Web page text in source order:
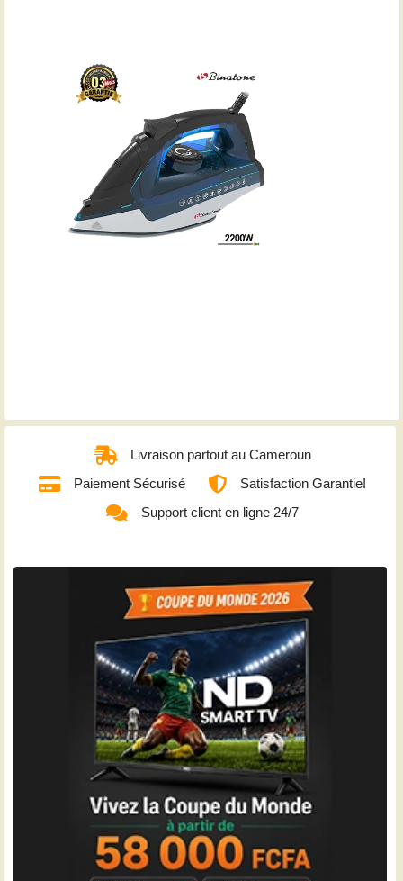
Livraison partout au Cameroun
Paiement Sécurisé
Satisfaction Garantie!
Support client en ligne 24/7